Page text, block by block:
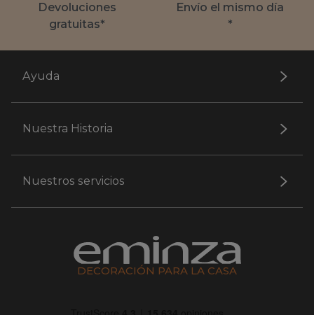
Devoluciones
gratuitas*
Envío el mismo día
*
Ayuda
Nuestra Historia
Nuestros servicios
DECORACIÓN PARA LA CASA